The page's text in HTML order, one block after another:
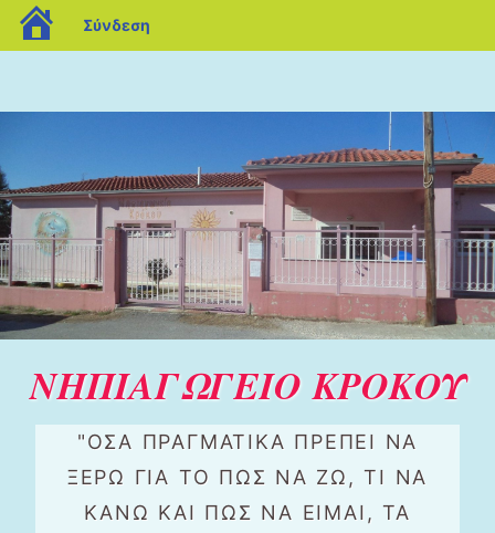
ΝΗΠΙΑΓΩΓΕΙΟ ΚΡΟΚΟΥ
"ΌΣΑ ΠΡΑΓΜΑΤΙΚΆ ΠΡΈΠΕΙ ΝΑ
ΞΈΡΩ ΓΙΑ ΤΟ ΠΏΣ ΝΑ ΖΩ, ΤΙ ΝΑ
ΚΆΝΩ ΚΑΙ ΠΏΣ ΝΑ ΕΊΜΑΙ, ΤΑ
blogs.sch.gr
Σύνδεση